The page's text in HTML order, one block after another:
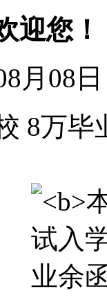
迎您！
月08日